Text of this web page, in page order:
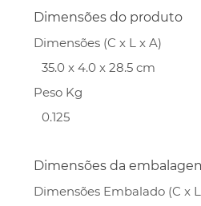
Dimensões do produto
Dimensões (C x L x A)
35.0 x 4.0 x 28.5 cm
Peso Kg
0.125
Dimensões da
Dimensões Embalado (C x